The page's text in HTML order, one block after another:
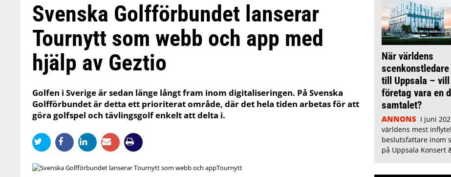
Svenska Golfförbundet lanserar
Tournytt som webb och app med
hjälp av Geztio
Golfen i Sverige är sedan länge långt fram inom digitaliseringen. På Svenska
Golfförbundet är detta ett prioriterat område, där det hela tiden arbetas för att
göra golfspel och tävlingsgolf enkelt att delta i.
Tournytt
När världens
till Uppsala –
företag vara en
samtalet?
ANNONS I juni
världens mest
beslutsfattare inom
på Uppsala Konsert